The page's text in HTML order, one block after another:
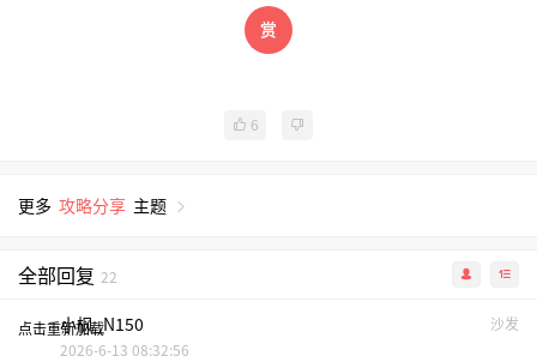
6
更多 攻略分享 主题
全部回复 22
点击重新加载 沙发
小枫_N150
2026-6-13 08:32:56